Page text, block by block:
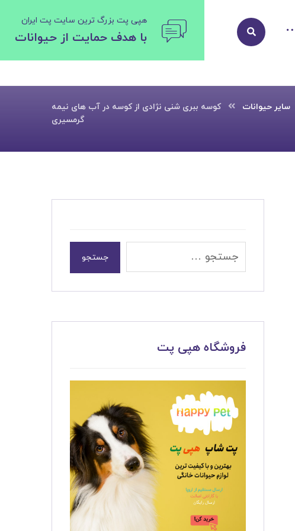
هپی پت بزرگ ترین سایت پت ایران
با هدف حمایت از حیوانات
سایر حیوانات
کوسه ببری شنی نژادی از کوسه در آب های نیمه
گرمسیری
جستجو
فروشگاه هپی پت